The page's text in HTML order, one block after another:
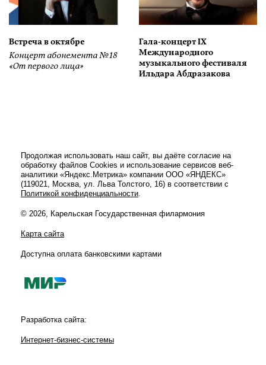
Встреча в октябре
Концерт абонемента №18
«От первого лица»
Гала-концерт IX
Международного
музыкального фестиваля
Ильдара Абдразакова
Продолжая использовать наш сайт, вы даёте согласие на
обработку файлов Cookies и использование сервисов веб-
аналитики «Яндекс.Метрика» компании ООО «ЯНДЕКС»
(119021, Москва, ул. Льва Толстого, 16) в соответствии с
Политикой конфиденциальности.
© 2026, Карельская Государственная филармония
Карта сайта
Доступна оплата банковскими картами
Разработка сайта:
Интернет-бизнес-системы